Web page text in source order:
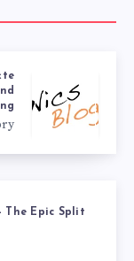
The Epic Split